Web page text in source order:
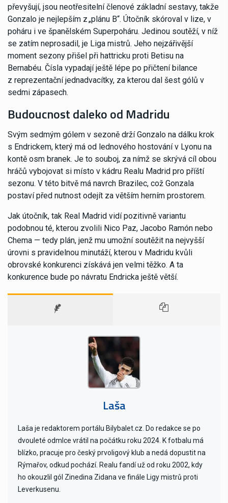
převyšují, jsou neotřesitelní členové základní sestavy, takže
Gonzalo je nejlepším z „plánu B“. Útočník skóroval v lize, v
poháru i ve španělském Superpoháru. Jedinou soutěží, v níž
se zatím neprosadil, je Liga mistrů. Jeho nejzářivější
moment sezony přišel při hattricku proti Betisu na
Bernabéu. Čísla vypadají ještě lépe po přičtení bilance
z reprezentační jednadvacítky, za kterou dal šest gólů v
sedmi zápasech.
Budoucnost daleko od Madridu
Svým sedmým gólem v sezoně drží Gonzalo na dálku krok
s Endrickem, který má od lednového hostování v Lyonu na
kontě osm branek. Je to souboj, za nímž se skrývá cíl obou
hráčů vybojovat si místo v kádru Realu Madrid pro příští
sezonu. V této bitvě má navrch Brazilec, což Gonzala
postaví před nutnost odejít za větším herním prostorem.
Jak útočník, tak Real Madrid vidí pozitivně variantu
podobnou té, kterou zvolili Nico Paz, Jacobo Ramón nebo
Chema — tedy plán, jenž mu umožní soutěžit na nejvyšší
úrovni s pravidelnou minutáží, kterou v Madridu kvůli
obrovské konkurenci získává jen velmi těžko. A ta
konkurence bude po návratu Endricka ještě větší.
Laša
Laša je redaktorem portálu Bilybalet.cz. Do redakce se po
dvouleté odmlce vrátil na počátku roku 2024. K fotbalu má
blízko, pracuje pro český prvoligový klub a nedá dopustit na
Rýmařov, odkud pochází. Realu fandí už od roku 2002, kdy
ho okouzlil gól Zinedina Zidana ve finále Ligy mistrů proti
Leverkusenu.